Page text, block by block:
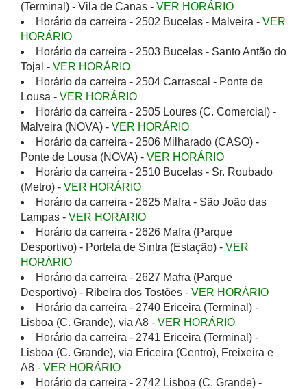
(Terminal) - Vila de Canas - VER HORÁRIO
Horário da carreira - 2502 Bucelas - Malveira - VER
HORÁRIO
Horário da carreira - 2503 Bucelas - Santo Antão do
Tojal - VER HORÁRIO
Horário da carreira - 2504 Carrascal - Ponte de
Lousa - VER HORÁRIO
Horário da carreira - 2505 Loures (C. Comercial) -
Malveira (NOVA) - VER HORÁRIO
Horário da carreira - 2506 Milharado (CASO) -
Ponte de Lousa (NOVA) - VER HORÁRIO
Horário da carreira - 2510 Bucelas - Sr. Roubado
(Metro) - VER HORÁRIO
Horário da carreira - 2625 Mafra - São João das
Lampas - VER HORÁRIO
Horário da carreira - 2626 Mafra (Parque
Desportivo) - Portela de Sintra (Estação) - VER
HORÁRIO
Horário da carreira - 2627 Mafra (Parque
Desportivo) - Ribeira dos Tostões - VER HORÁRIO
Horário da carreira - 2740 Ericeira (Terminal) -
Lisboa (C. Grande), via A8 - VER HORÁRIO
Horário da carreira - 2741 Ericeira (Terminal) -
Lisboa (C. Grande), via Ericeira (Centro), Freixeira e
A8 - VER HORÁRIO
Horário da carreira - 2742 Lisboa (C. Grande) -